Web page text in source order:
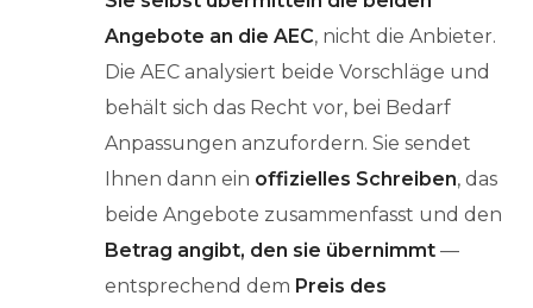
Angebote an die AEC, nicht die Anbieter.
Die AEC analysiert beide Vorschläge und
behält sich das Recht vor, bei Bedarf
Anpassungen anzufordern. Sie sendet
Ihnen dann ein offizielles Schreiben, das
beide Angebote zusammenfasst und den
Betrag angibt, den sie übernimmt —
entsprechend dem Preis des